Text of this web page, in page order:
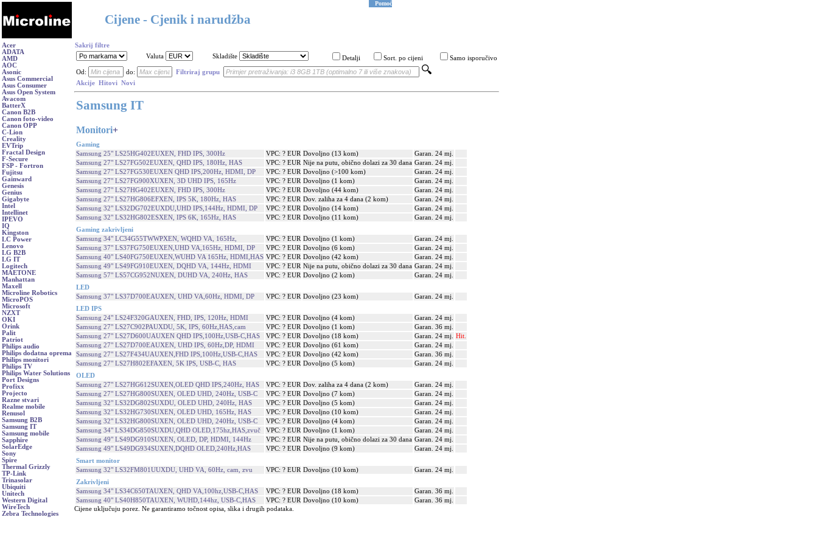
Cijene - Cjenik i narudžba
Pomoć
Acer
ADATA
AMD
AOC
Asonic
Asus Commercial
Asus Consumer
Asus Open System
Avacom
BatterX
Canon B2B
Canon foto-video
Canon OPP
C-Lion
Creality
EVTrip
Fractal Design
F-Secure
FSP - Fortron
Fujitsu
Gainward
Genesis
Genius
Gigabyte
Intel
Intellinet
IPEVO
IQ
Kingston
LC Power
Lenovo
LG B2B
LG IT
Logitech
MAETONE
Manhattan
Maxell
Microline Robotics
MicroPOS
Microsoft
NZXT
OKI
Orink
Palit
Patriot
Philips audio
Philips dodatna oprema
Philips monitori
Philips TV
Philips Water Solutions
Port Designs
Profixx
Projecto
Razne stvari
Realme mobile
Renusol
Samsung B2B
Samsung IT
Samsung mobile
Sapphire
SolarEdge
Sony
Spire
Thermal Grizzly
TP-Link
Trinasolar
Ubiquiti
Unitech
Western Digital
WireTech
Zebra Technologies
Sakrij filtre
Valuta
Skladište Detalji Sort. po cijeni Samo isporučivo
Od: do:
Filtriraj grupu
Akcije Hitovi Novi
Samsung IT
Monitori+
Gaming
Samsung 25" LS25HG402EUXEN, FHD IPS, 300Hz
VPC: ? EUR Dovoljno (13 kom)
Garan. 24 mj.
Samsung 27" LS27FG502EUXEN, QHD IPS, 180Hz, HAS
VPC: ? EUR Nije na putu, obično dolazi za 30 dana Garan. 24 mj.
Samsung 27" LS27FG530EUXEN QHD IPS,200Hz, HDMI, DP
VPC: ? EUR Dovoljno (>100 kom)
Garan. 24 mj.
Samsung 27" LS27FG900XUXEN, 3D UHD IPS, 165Hz
VPC: ? EUR Dovoljno (1 kom)
Garan. 24 mj.
Samsung 27" LS27HG402EUXEN, FHD IPS, 300Hz
VPC: ? EUR Dovoljno (44 kom)
Garan. 24 mj.
Samsung 27" LS27HG806EFXEN, IPS 5K, 180Hz, HAS
VPC: ? EUR Dov. zaliha za 4 dana (2 kom)
Garan. 24 mj.
Samsung 32" LS32DG702EUXDU,UHD IPS,144Hz, HDMI, DP
VPC: ? EUR Dovoljno (14 kom)
Garan. 24 mj.
Samsung 32" LS32HG802ESXEN, IPS 6K, 165Hz, HAS
VPC: ? EUR Dovoljno (11 kom)
Garan. 24 mj.
Gaming zakrivljeni
Samsung 34" LC34G55TWWPXEN, WQHD VA, 165Hz,
VPC: ? EUR Dovoljno (1 kom)
Garan. 24 mj.
Samsung 37" LS37FG750EUXEN,UHD VA,165Hz, HDMI, DP
VPC: ? EUR Dovoljno (6 kom)
Garan. 24 mj.
Samsung 40" LS40FG750EUXEN,WUHD VA 165Hz, HDMI,HAS VPC: ? EUR Dovoljno (42 kom)
Garan. 24 mj.
Samsung 49" LS49FG910EUXEN, DQHD VA, 144Hz, HDMI
VPC: ? EUR Nije na putu, obično dolazi za 30 dana Garan. 24 mj.
Samsung 57" LS57CG952NUXEN, DUHD VA, 240Hz, HAS
VPC: ? EUR Dovoljno (2 kom)
Garan. 24 mj.
LED
Samsung 37" LS37D700EAUXEN, UHD VA,60Hz, HDMI, DP
VPC: ? EUR Dovoljno (23 kom)
Garan. 24 mj.
LED IPS
Samsung 24" LS24F320GAUXEN, FHD, IPS, 120Hz, HDMI
VPC: ? EUR Dovoljno (4 kom)
Garan. 24 mj.
Samsung 27" LS27C902PAUXDU, 5K, IPS, 60Hz,HAS,cam
VPC: ? EUR Dovoljno (1 kom)
Garan. 36 mj.
Samsung 27" LS27D600UAUXEN QHD IPS,100Hz,USB-C,HAS
VPC: ? EUR Dovoljno (18 kom) Garan. 24 mj.
Hit.
Samsung 27" LS27D700EAUXEN, UHD IPS, 60Hz,DP, HDMI
VPC: ? EUR Dovoljno (61 kom)
Garan. 24 mj.
Samsung 27" LS27F434UAUXEN,FHD IPS,100Hz,USB-C,HAS
VPC: ? EUR Dovoljno (42 kom)
Garan. 36 mj.
Samsung 27" LS27H802EFAXEN, 5K IPS, USB-C, HAS
VPC: ? EUR Dovoljno (5 kom)
Garan. 24 mj.
OLED
Samsung 27" LS27HG612SUXEN,OLED QHD IPS,240Hz, HAS
VPC: ? EUR Dov. zaliha za 4 dana (2 kom)
Garan. 24 mj.
Samsung 27" LS27HG800SUXEN, OLED UHD, 240Hz, USB-C
VPC: ? EUR Dovoljno (7 kom)
Garan. 24 mj.
Samsung 32" LS32DG802SUXDU, OLED UHD, 240Hz, HAS
VPC: ? EUR Dovoljno (5 kom)
Garan. 24 mj.
Samsung 32" LS32HG730SUXEN, OLED UHD, 165Hz, HAS
VPC: ? EUR Dovoljno (10 kom)
Garan. 24 mj.
Samsung 32" LS32HG800SUXEN, OLED UHD, 240Hz, USB-C
VPC: ? EUR Dovoljno (4 kom)
Garan. 24 mj.
Samsung 34" LS34DG850SUXDU,QHD OLED,175hz,HAS,zvuč
VPC: ? EUR Dovoljno (1 kom)
Garan. 24 mj.
Samsung 49" LS49DG910SUXEN, OLED, DP, HDMI, 144Hz
VPC: ? EUR Nije na putu, obično dolazi za 30 dana Garan. 24 mj.
Samsung 49" LS49DG934SUXEN,DQHD OLED,240Hz,HAS
VPC: ? EUR Dovoljno (9 kom)
Garan. 24 mj.
Smart monitor
Samsung 32" LS32FM801UUXDU, UHD VA, 60Hz, cam, zvu
VPC: ? EUR Dovoljno (10 kom)
Garan. 24 mj.
Zakrivljeni
Samsung 34" LS34C650TAUXEN, QHD VA,100hz,USB-C,HAS
VPC: ? EUR Dovoljno (18 kom)
Garan. 36 mj.
Samsung 40" LS40H850TAUXEN, WUHD,144hz, USB-C,HAS
VPC: ? EUR Dovoljno (10 kom)
Garan. 36 mj.
Cijene uključuju porez. Ne garantiramo točnost opisa, slika i drugih podataka.